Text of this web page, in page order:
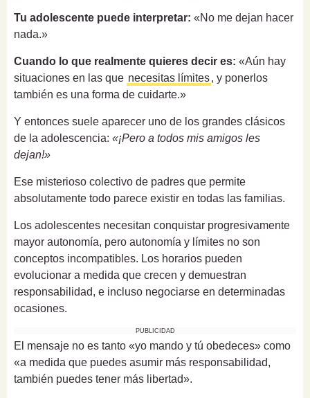
Tu adolescente puede interpretar: «No me dejan hacer
nada.»
Cuando lo que realmente quieres decir es: «Aún hay
situaciones en las que necesitas límites, y ponerlos
también es una forma de cuidarte.»
Y entonces suele aparecer uno de los grandes clásicos
de la adolescencia: «¡Pero a todos mis amigos les
dejan!»
Ese misterioso colectivo de padres que permite
absolutamente todo parece existir en todas las familias.
Los adolescentes necesitan conquistar progresivamente
mayor autonomía, pero autonomía y límites no son
conceptos incompatibles. Los horarios pueden
evolucionar a medida que crecen y demuestran
responsabilidad, e incluso negociarse en determinadas
ocasiones.
PUBLICIDAD
El mensaje no es tanto «yo mando y tú obedeces» como
«a medida que puedes asumir más responsabilidad,
también puedes tener más libertad».